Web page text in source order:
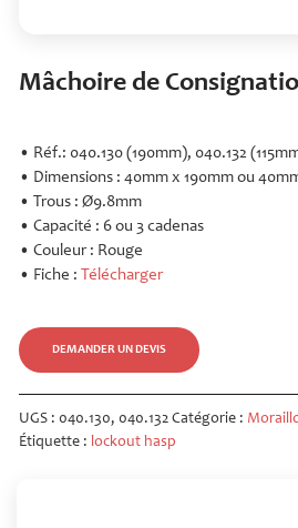
Mâchoire de
• Réf.: 040.130 (190mm), 040.132
• Dimensions : 40mm x 190mm ou
• Trous : Ø9.8mm
• Capacité : 6 ou 3 cadenas
• Couleur : Rouge
• Fiche : Télécharger
DEMANDER UN DEVIS
UGS : 040.130, 040.132 Catégorie :
Étiquette : lockout hasp